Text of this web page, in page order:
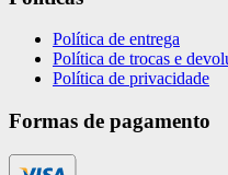
Política de entrega
Política de trocas e
Política de privacidade
Formas de pagamento